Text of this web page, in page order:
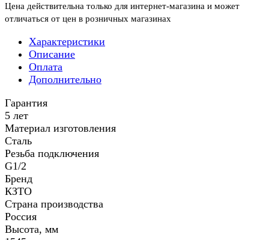
Цена действительна только для интернет-магазина и может
отличаться от цен в розничных магазинах
Характеристики
Описание
Оплата
Дополнительно
Гарантия
5 лет
Материал изготовления
Сталь
Резьба подключения
G1/2
Бренд
КЗТО
Страна производства
Россия
Высота, мм